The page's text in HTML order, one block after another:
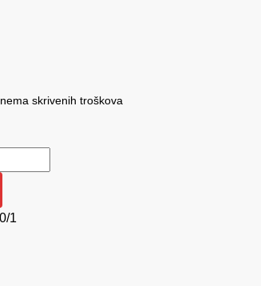
skrivenih troškova
1 količina
1